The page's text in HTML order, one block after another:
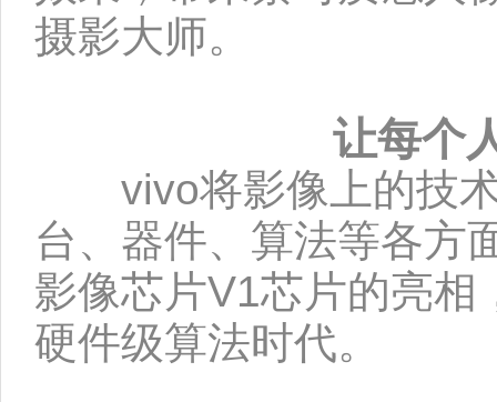
摄影大师。
让每个
vivo将影像上的技术
台、器件、算法等各方
影像芯片V1芯片的亮
硬件级算法时代。